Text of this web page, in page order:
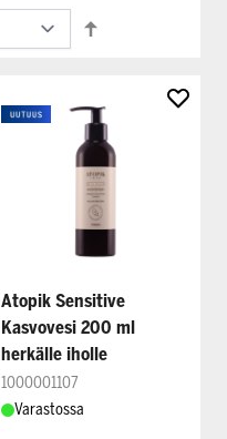
Atopik Sensitive
Kasvovesi 200 ml
herkälle iholle
1000001107
Varastossa